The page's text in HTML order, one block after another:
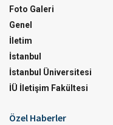
Foto Galeri
Genel
İletim
İstanbul
İstanbul Üniversitesi
İÜ İletişim Fakültesi
Özel Haberler